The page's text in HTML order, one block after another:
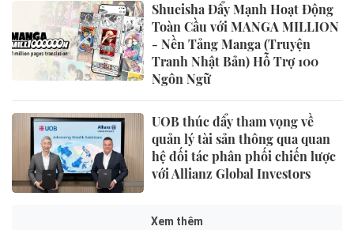
Shueisha Đẩy Mạnh Hoạt Động
Toàn Cầu với MANGA MILLION
- Nền Tảng Manga (Truyện
Tranh Nhật Bản) Hỗ Trợ 100
Ngôn Ngữ
UOB thúc đẩy tham vọng về
quản lý tài sản thông qua quan
hệ đối tác phân phối chiến lược
với Allianz Global Investors
Xem thêm